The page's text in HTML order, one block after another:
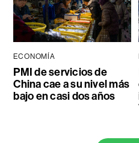
ECONOMÍA
PMI de servicios de
China cae a su nivel más
bajo en casi dos años